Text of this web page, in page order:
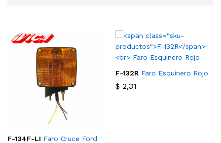
F-134F-LI Faro Cruce Ford
F-132R Faro Esquinero Rojo
$ 2,31